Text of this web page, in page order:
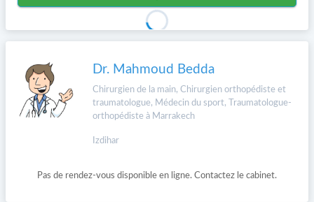
Dr. Mahmoud Bedda
Chirurgien de la main, Chirurgien orthopédiste et
traumatologue, Médecin du sport, Traumatologue-
orthopédiste à Marrakech
Izdihar
Pas de rendez-vous disponible en ligne. Contactez le cabinet.